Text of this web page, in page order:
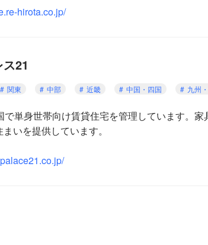
hirota.co.jp/
21
関東 中部 近畿 中国・四国 九州
で単身世帯向け賃貸住宅を管理しています。
いを提供しています。